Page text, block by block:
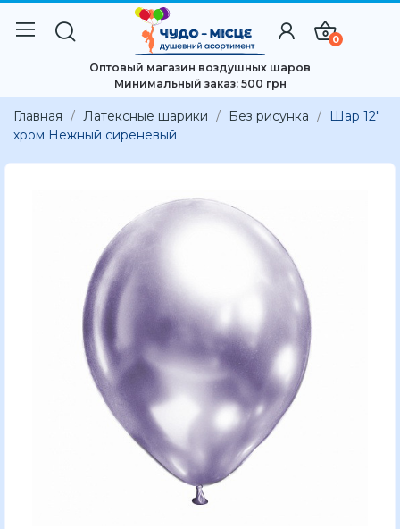
0
Оптовый магазин воздушных шаров
Минимальный заказ: 500 грн
Главная Латексные шарики Без рисунка
Шар 12"
хром Нежный сиреневый